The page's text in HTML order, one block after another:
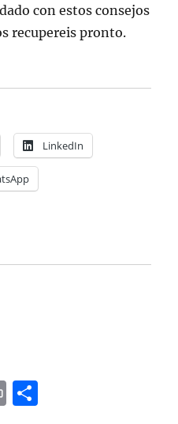
con estos consejos
recupereis pronto.
LinkedIn
P